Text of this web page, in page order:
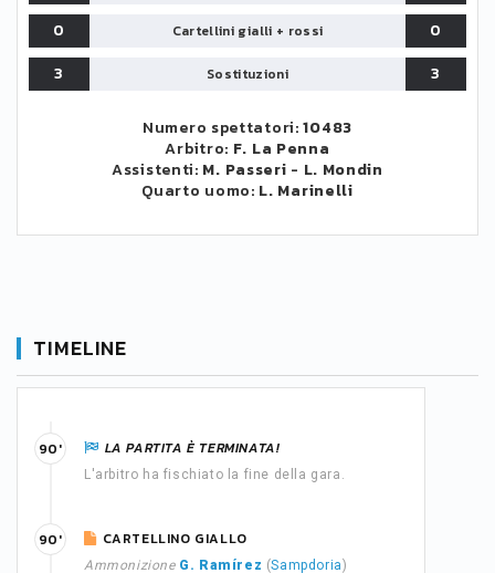
0
Cartellini gialli + rossi
0
3
Sostituzioni 3
Numero spettatori:10483
Arbitro: F. La Penna
Assistenti: M. Passeri - L. Mondin
Quarto uomo: L. Marinelli
TIMELINE
LA PARTITA È TERMINATA!
L'arbitro ha fischiato la fine della gara.
90'
CARTELLINO GIALLO
Ammonizione G. Ramírez (Sampdoria)
90'